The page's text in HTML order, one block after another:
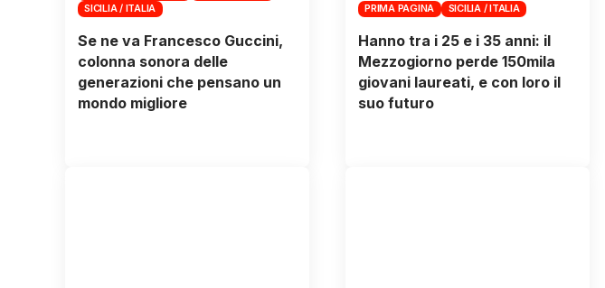
SICILIA / ITALIA
Se ne va Francesco Guccini,
colonna sonora delle
generazioni che pensano un
mondo migliore
PRIMA PAGINA SICILIA / ITALIA
Hanno tra i 25 e i 35 anni: il
Mezzogiorno perde 150mila
giovani laureati, e con loro il
suo futuro